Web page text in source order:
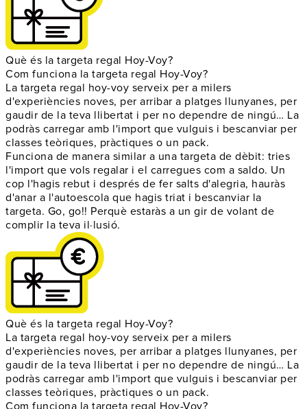
Què és la targeta regal Hoy-Voy?
Com funciona la targeta regal Hoy-Voy?
La targeta regal hoy-voy serveix per a milers
d'experiències noves, per arribar a platges llunyanes, per
gaudir de la teva llibertat i per no dependre de ningú… La
podràs carregar amb l'import que vulguis i bescanviar per
classes teòriques, pràctiques o un pack.
Funciona de manera similar a una targeta de dèbit: tries
l'import que vols regalar i el carregues com a saldo. Un
cop l'hagis rebut i després de fer salts d'alegria, hauràs
d'anar a l'autoescola que hagis triat i bescanviar la
targeta. Go, go!! Perquè estaràs a un gir de volant de
complir la teva il·lusió.
Què és la targeta regal Hoy-Voy?
La targeta regal hoy-voy serveix per a milers
d'experiències noves, per arribar a platges llunyanes, per
gaudir de la teva llibertat i per no dependre de ningú… La
podràs carregar amb l'import que vulguis i bescanviar per
classes teòriques, pràctiques o un pack.
Com funciona la targeta regal Hoy-Voy?